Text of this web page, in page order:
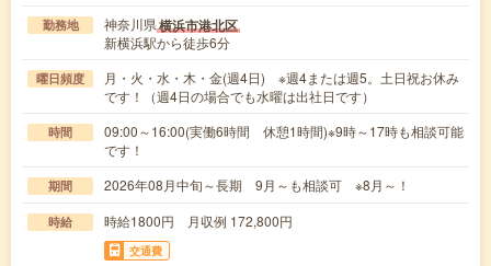
勤務地 神奈川県横浜市港北区
新横浜駅から徒歩6分
曜日頻度
月・火・水・木・金(週4日) ※週4または週5。土日祝お休み
です！（週4日の場合でも水曜は出社日です）
時間
09:00～16:00(実働6時間 休憩1時間)※9時～17時も相談可能
です！
期間 2026年08月中旬～長期 9月～も相談可 ※8月～！
時給 時給1800円 月収例 172,800円
交通費